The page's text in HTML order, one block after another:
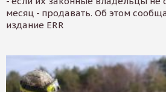
месяц - продавать. Об этом
издание ERR